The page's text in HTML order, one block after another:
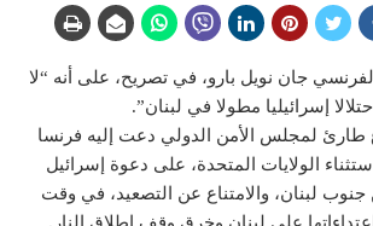
جان نويل بارو، في تصريح، على أنه “لا
إسرائيليا مطولا في لبنان”.
طارئ لمجلس الأمن الدولي دعت إليه فرنسا
الولايات المتحدة، على دعوة إسرائيل
لبنان، والامتناع عن التصعيد، في وقت